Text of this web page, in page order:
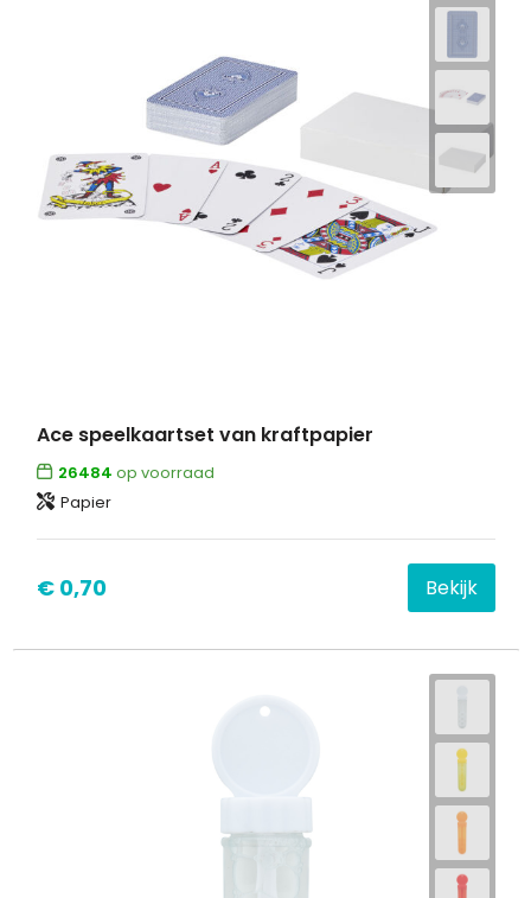
Ace speelkaartset van kraftpapier
26484 op voorraad
Papier
€ 0,70 Bekijk